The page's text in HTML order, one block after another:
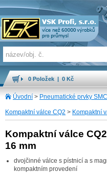
0 Položek | 0 Kč
Úvodní > Pneumatické prvky SMC
Kompaktní válce CQ2 > Kompaktní
Kompaktní válce
16 mm
dvojčinné válce s pístnicí a s
kompaktním provedení